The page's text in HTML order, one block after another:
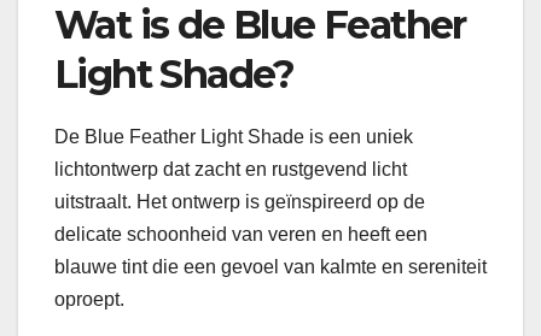
Wat is de Blue Feather
Light Shade?
De Blue Feather Light Shade is een uniek
lichtontwerp dat zacht en rustgevend licht
uitstraalt. Het ontwerp is geïnspireerd op de
delicate schoonheid van veren en heeft een
blauwe tint die een gevoel van kalmte en sereniteit
oproept.